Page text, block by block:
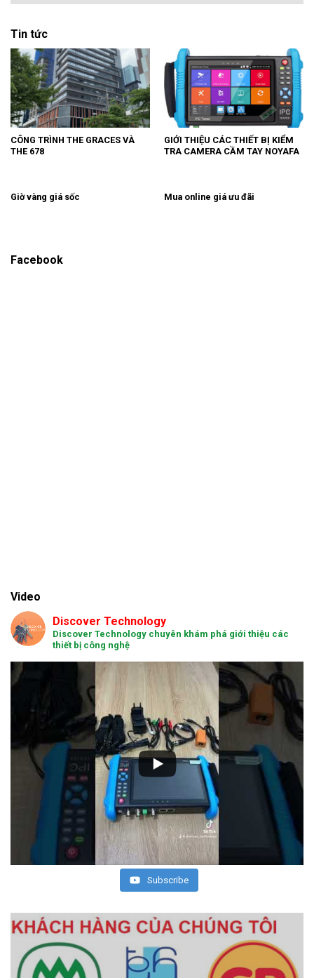
Tin tức
CÔNG TRÌNH THE GRACES VÀ
THE 678
GIỚI THIỆU CÁC THIẾT BỊ KIỂM
TRA CAMERA CẦM TAY NOYAFA
Giờ vàng giá sốc Mua online giá ưu đãi
Facebook
Video
Discover Technology
Discover Technology chuyên khám phá giới thiệu các
thiết bị công nghệ
Subscribe